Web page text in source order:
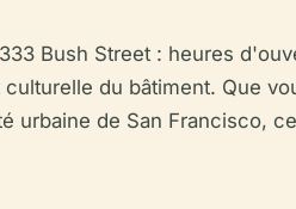
Bush Street : heures
du bâtiment. Que
de San Francisco,